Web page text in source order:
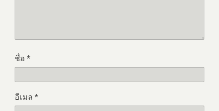
ชื่อ *
อีเมล *